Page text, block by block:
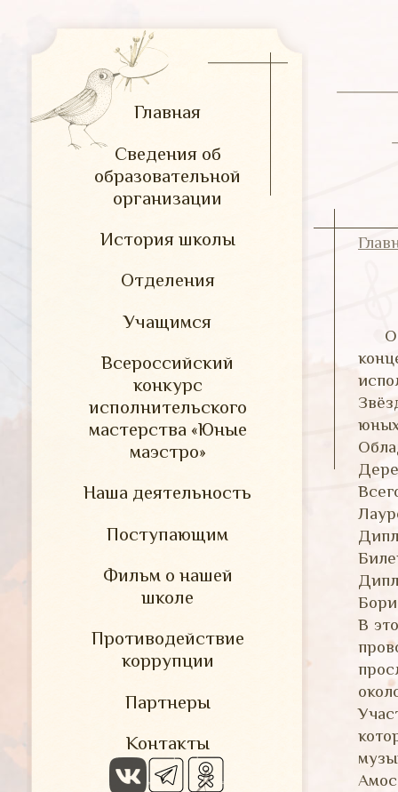
Главная
Сведения об
образовательной
организации
История школы
Отделения
Учащимся
Всероссийский
конкурс
исполнительского
мастерства «Юные
маэстро»
Наша деятельность
Поступающим
Фильм о нашей
школе
Противодействие
коррупции
Партнеры
Контакты
В